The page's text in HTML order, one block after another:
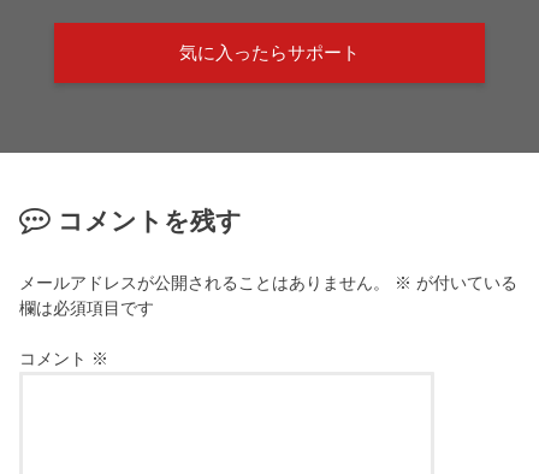
気に入ったらサポート
コメントを残す
メールアドレスが公開されることはありません。 ※ が付いている
欄は必須項目です
コメント ※